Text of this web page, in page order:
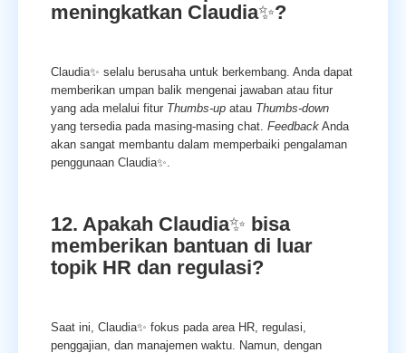
meningkatkan Claudia✨?
Claudia✨ selalu berusaha untuk berkembang. Anda dapat
memberikan umpan balik mengenai jawaban atau fitur
yang ada melalui fitur Thumbs-up atau Thumbs-down
yang tersedia pada masing-masing chat. Feedback Anda
akan sangat membantu dalam memperbaiki pengalaman
penggunaan Claudia✨.
12. Apakah Claudia✨ bisa
memberikan bantuan di luar
topik HR dan regulasi?
Saat ini, Claudia✨ fokus pada area HR, regulasi,
penggajian, dan manajemen waktu. Namun, dengan